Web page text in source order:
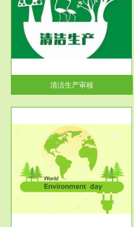
清洁生产审核
安全评价
安全评价安全评价目的是查找、
分析和预测工程、系统、生产经
营活...
服务范围
VOCs在线监测
根据《重点区域大气污染防
治“十二五”规划》有机废气净化